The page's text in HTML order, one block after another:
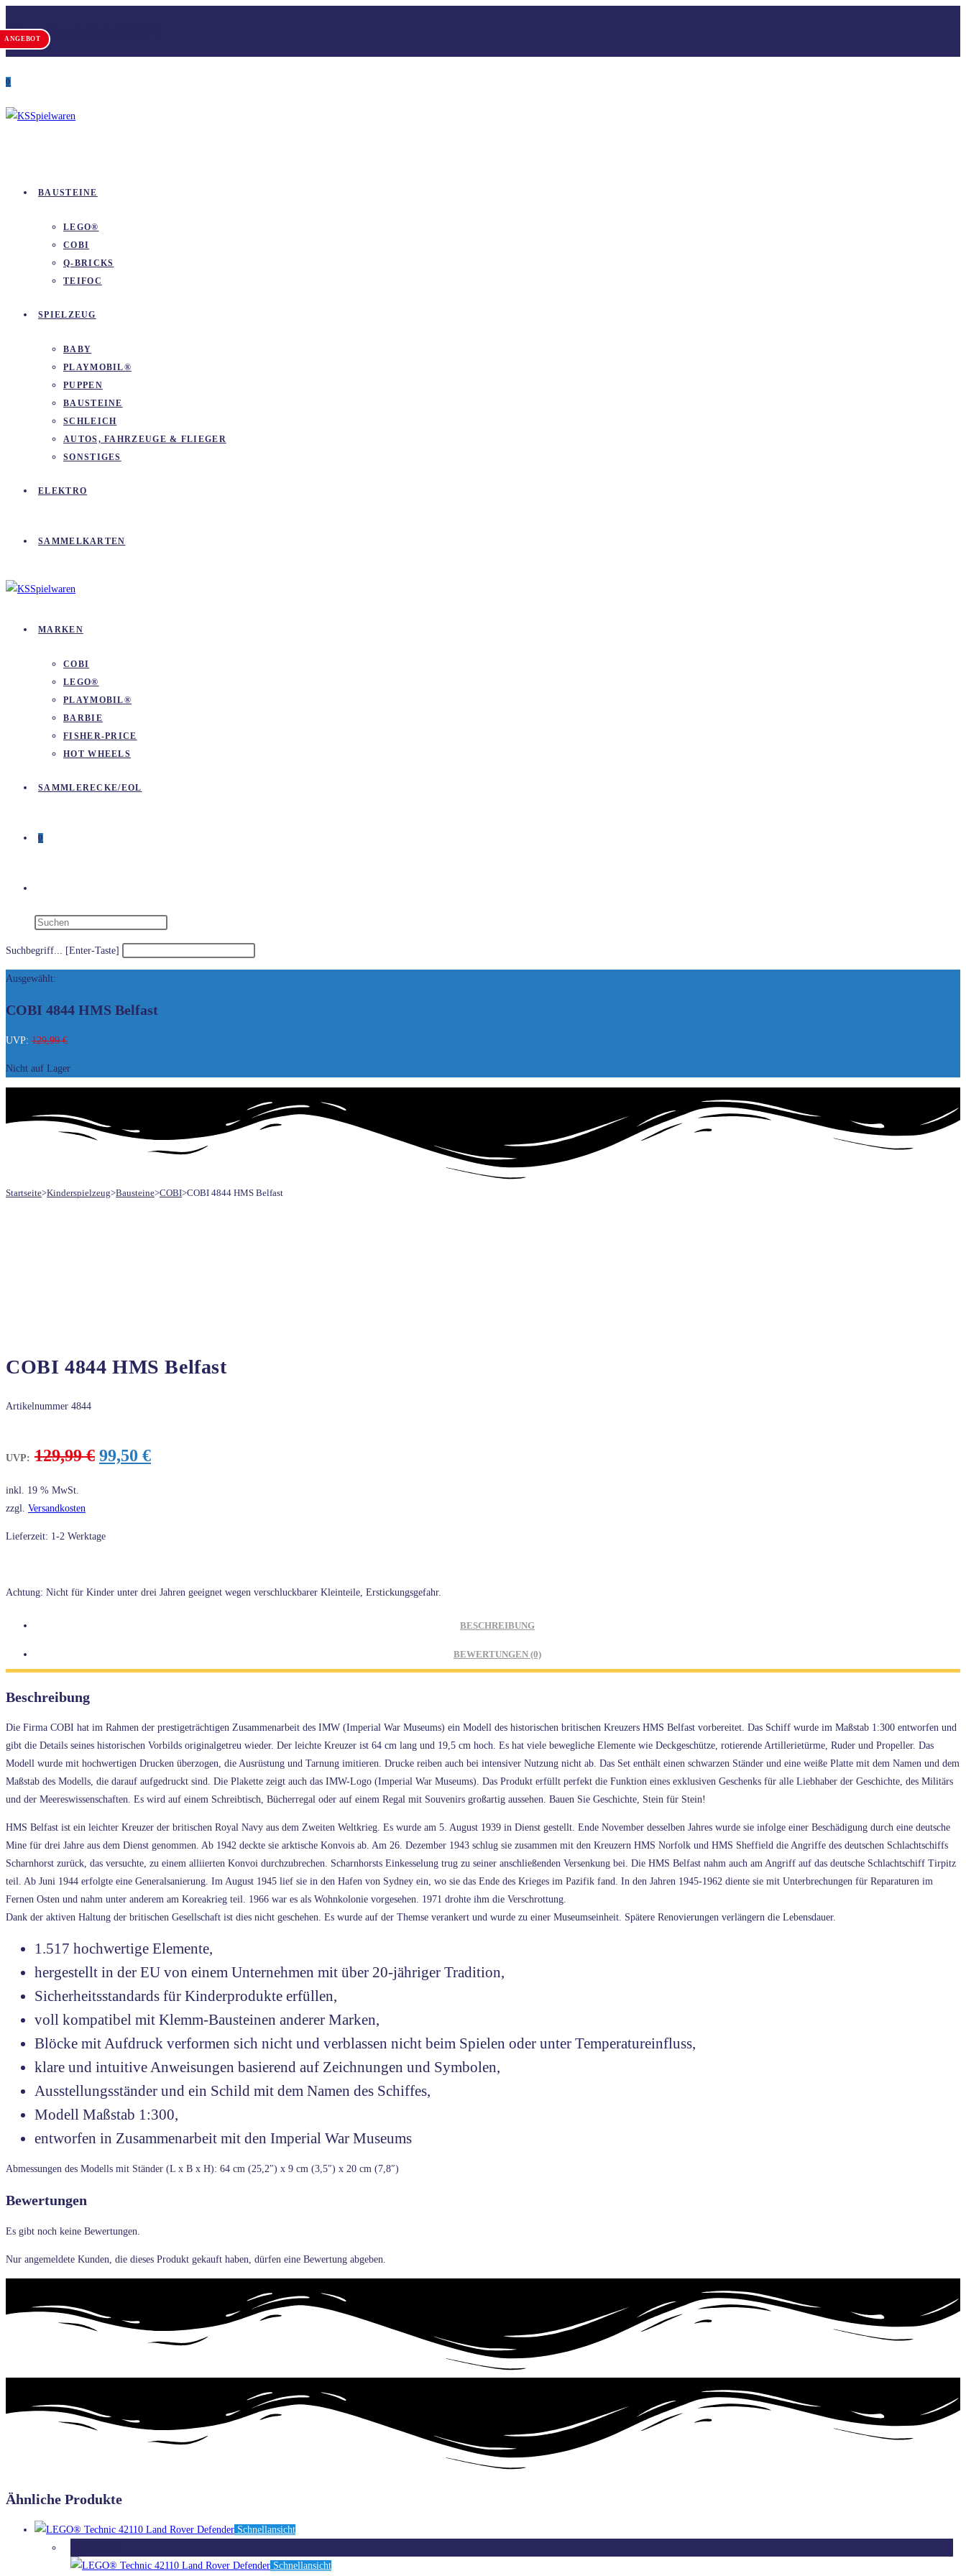
Inhalt
springen
Versandkostenfrei ab 100 €
0
BAUSTEINE
LEGO®
COBI
Q-BRICKS
TEIFOC
SPIELZEUG
BABY
PLAYMOBIL®
PUPPEN
BAUSTEINE
SCHLEICH
AUTOS, FAHRZEUGE & FLIEGER
SONSTIGES
ELEKTRO
SAMMELKARTEN
MARKEN
COBI
LEGO®
PLAYMOBIL®
BARBIE
FISHER-PRICE
HOT WHEELS
SAMMLERECKE/EOL
0
Suchbegriff... [Enter-Taste]
Ausgewählt:
COBI 4844 HMS Belfast
UVP: 129,99€
war:
ist:
Nicht auf Lager
Startseite>Kinderspielzeug>Bausteine>COBI>COBI 4844 HMS Belfast
ANGEBOT
COBI 4844 HMS Belfast
Artikelnummer 4844
UVP: 129,99€ Ursprünglicher
99,50 €Aktueller
inkl. 19 % MwSt.
zzgl. Versandkosten
Lieferzeit: 1-2 Werktage
Achtung: Nicht für Kinder unter drei Jahren geeignet wegen verschluckbarer Kleinteile, Erstickungsgefahr.
BESCHREIBUNG
BEWERTUNGEN (0)
Beschreibung
Die Firma COBI hat im Rahmen der prestigeträchtigen Zusammenarbeit des IMW (Imperial War Museums) ein Modell des historischen britischen Kreuzers HMS Belfast vorbereitet. Das Schiff wurde im Maßstab 1:300 entworfen und
gibt die Details seines historischen Vorbilds originalgetreu wieder. Der leichte Kreuzer ist 64 cm lang und 19,5 cm hoch. Es hat viele bewegliche Elemente wie Deckgeschütze, rotierende Artillerietürme, Ruder und Propeller. Das
Modell wurde mit hochwertigen Drucken überzogen, die Ausrüstung und Tarnung imitieren. Drucke reiben auch bei intensiver Nutzung nicht ab. Das Set enthält einen schwarzen Ständer und eine weiße Platte mit dem Namen und dem
Maßstab des Modells, die darauf aufgedruckt sind. Die Plakette zeigt auch das IMW-Logo (Imperial War Museums). Das Produkt erfüllt perfekt die Funktion eines exklusiven Geschenks für alle Liebhaber der Geschichte, des Militärs
und der Meereswissenschaften. Es wird auf einem Schreibtisch, Bücherregal oder auf einem Regal mit Souvenirs großartig aussehen. Bauen Sie Geschichte, Stein für Stein!
HMS Belfast ist ein leichter Kreuzer der britischen Royal Navy aus dem Zweiten Weltkrieg. Es wurde am 5. August 1939 in Dienst gestellt. Ende November desselben Jahres wurde sie infolge einer Beschädigung durch eine deutsche
Mine für drei Jahre aus dem Dienst genommen. Ab 1942 deckte sie arktische Konvois ab. Am 26. Dezember 1943 schlug sie zusammen mit den Kreuzern HMS Norfolk und HMS Sheffield die Angriffe des deutschen Schlachtschiffs
Scharnhorst zurück, das versuchte, zu einem alliierten Konvoi durchzubrechen. Scharnhorsts Einkesselung trug zu seiner anschließenden Versenkung bei. Die HMS Belfast nahm auch am Angriff auf das deutsche Schlachtschiff Tirpitz
teil. Ab Juni 1944 erfolgte eine Generalsanierung. Im August 1945 lief sie in den Hafen von Sydney ein, wo sie das Ende des Krieges im Pazifik fand. In den Jahren 1945-1962 diente sie mit Unterbrechungen für Reparaturen im
Fernen Osten und nahm unter anderem am Koreakrieg teil. 1966 war es als Wohnkolonie vorgesehen. 1971 drohte ihm die Verschrottung.
Dank der aktiven Haltung der britischen Gesellschaft ist dies nicht geschehen. Es wurde auf der Themse verankert und wurde zu einer Museumseinheit. Spätere Renovierungen verlängern die Lebensdauer.
1.517 hochwertige Elemente,
hergestellt in der EU von einem Unternehmen mit über 20-jähriger Tradition,
Sicherheitsstandards für Kinderprodukte erfüllen,
voll kompatibel mit Klemm-Bausteinen anderer Marken,
Blöcke mit Aufdruck verformen sich nicht und verblassen nicht beim Spielen oder unter Temperatureinfluss,
klare und intuitive Anweisungen basierend auf Zeichnungen und Symbolen,
Ausstellungsständer und ein Schild mit dem Namen des Schiffes,
Modell Maßstab 1:300,
entworfen in Zusammenarbeit mit den Imperial War Museums
Abmessungen des Modells mit Ständer (L x B x H): 64 cm (25,2″) x 9 cm (3,5″) x 20 cm (7,8″)
Bewertungen
Es gibt noch keine Bewertungen.
Nur angemeldete Kunden, die dieses Produkt gekauft haben, dürfen eine Bewertung abgeben.
Ähnliche Produkte
Schnellansicht
Schnellansicht